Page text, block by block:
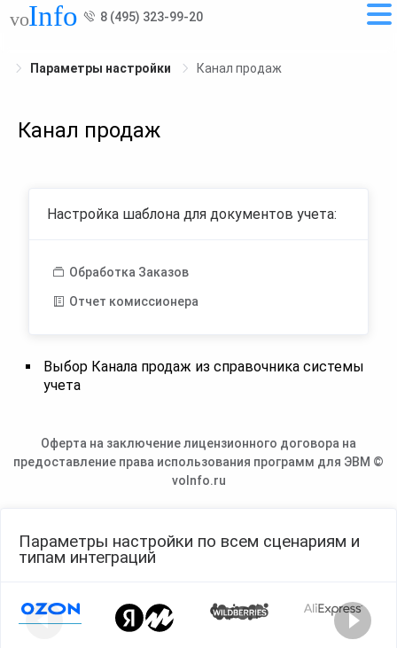
8 (495) 323-99-20
Параметры настройки Канал продаж
Канал продаж
Настройка шаблона для документов учета:
Обработка Заказов
Отчет комиссионера
Выбор Канала продаж из справочника системы
учета
Оферта на заключение лицензионного договора на
предоставление права использования программ для ЭВМ ©
voInfo.ru
Параметры настройки по всем сценариям и
типам интеграций